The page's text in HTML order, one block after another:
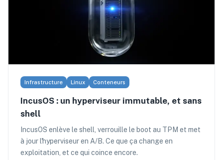
Infrastructure Linux Conteneurs
IncusOS : un hyperviseur immutable, et sans
shell
IncusOS enlève le shell, verrouille le boot au TPM et met
à jour l'hyperviseur en A/B. Ce que ça change en
exploitation, et ce qui coince encore.